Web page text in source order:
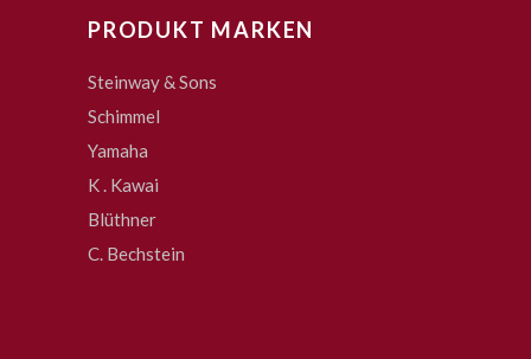
PRODUKT MARKEN
Steinway & Sons
Schimmel
Yamaha
K . Kawai
Blüthner
C. Bechstein